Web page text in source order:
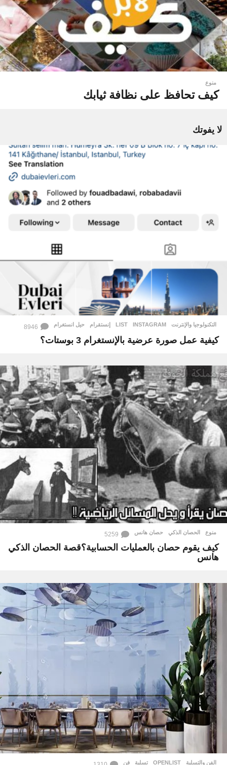
منوع
كيف تحافظ على نظافة ثيابك
لا يفوتك
التكنولوجيا والإنترنت INSTAGRAM
,
LIST
,
إنستقرام ,
حيل انستغرام 8946
كيفية عمل صورة عرضية بالإنستغرام 3 بوستات؟
منوع الحصان الذكي ,
حصان هانس 5259
كيف يقوم حصان بالعمليات الحسابية؟قصة الحصان الذكي
هانس
الفن والتسلية OPENLIST
,
تسلية ,فن